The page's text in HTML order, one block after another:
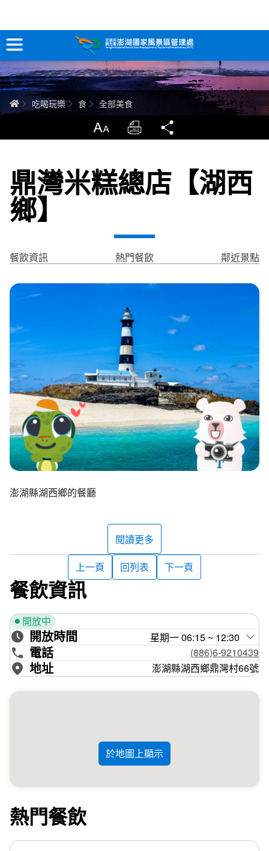
跳
到
主
要
內
容
訊息專區
關於澎湖
智慧觀光情報站
永續旅遊
網站導覽 兒童版
環境教育網 行政資訊網
臉書粉絲團
首長信箱
日本語 Tiếng Việt
ไทย Bahasa indonesia
全部美食
首頁吃喝玩樂 食 全部美食
放大 列印
鼎灣米糕總店【湖西
鄉】
餐飲資訊 熱門餐飲 鄰近景點
澎湖縣湖西鄉的餐廳
閱讀更多
上一頁
回列表 下一頁
餐飲資訊
開放中
開放時間 星期一 06:15 ~ 12:30
電話 (886)6-9210439
地址 澎湖縣湖西鄉鼎灣村66號
於地圖上顯示
熱門餐飲